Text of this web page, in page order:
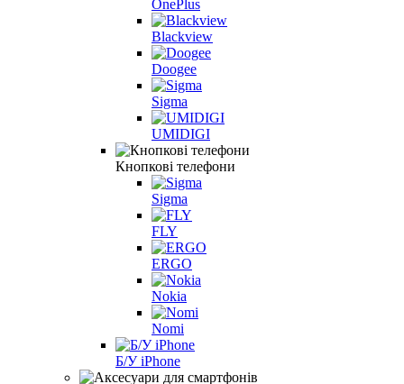
OnePlus
Blackview
Doogee
Sigma
UMIDIGI
Кнопкові телефони
Sigma
FLY
ERGO
Nokia
Nomi
Б/У iPhone